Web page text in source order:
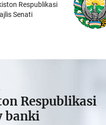
Respublikasi
Senati
Respublikasi
banki